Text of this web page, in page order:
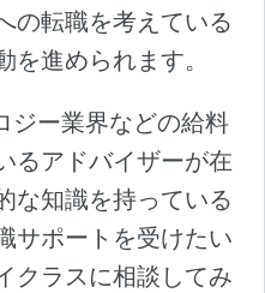
の転職を考えている
進められます。
ジー業界などの給料
るアドバイザーが在
な知識を持っている
サポートを受けたい
クラスに相談してみ